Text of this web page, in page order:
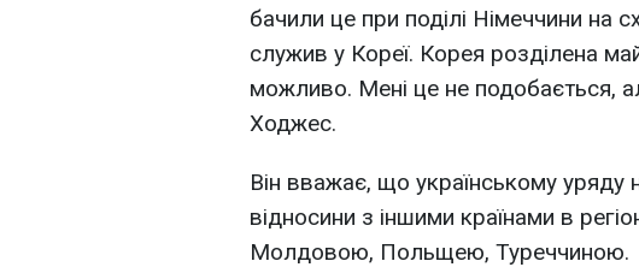
бачили це при поділі Німеччини на
служив у Кореї. Корея розділена
можливо. Мені це не подобається,
Ходжес.
Він вважає, що українському уряду
відносини з іншими країнами в
Молдовою, Польщею, Туреччиною.